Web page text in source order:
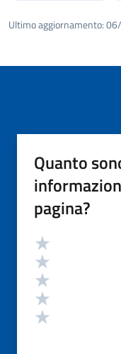
Ultimo aggiornamento:
Quanto
pagina?
Valutazione